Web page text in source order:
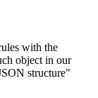
with the
object in our
structure"